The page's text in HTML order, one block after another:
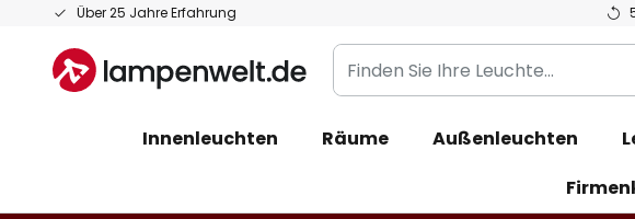
Über 25 Jahre Erfahrung
Zum
springen
Finden
Sie
Leuchte...
Innenleuchten Räume Außenleuchten